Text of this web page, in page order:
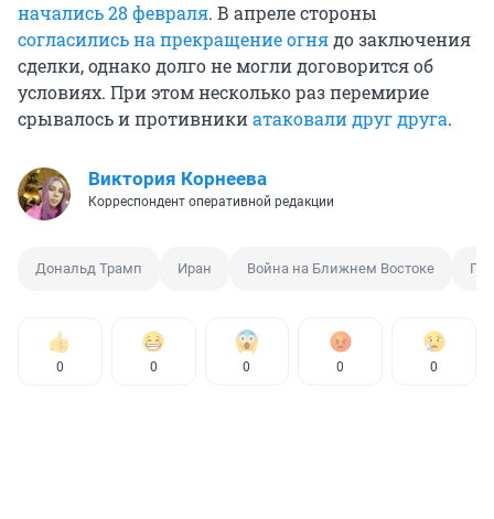
начались 28 февраля. В апреле стороны
согласились на прекращение огнядо заключения
сделки, однако долго не могли договорится об
условиях. При этом несколько раз перемирие
срывалось и противникиатаковали друг друга.
Виктория Корнеева
Корреспондент оперативной редакции
Дональд Трамп Иран Война на Ближнем Востоке
0 0 0 0 0